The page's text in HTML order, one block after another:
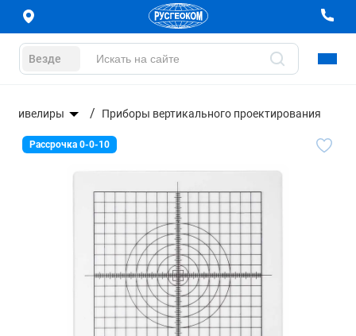
Везде
Нивелиры Приборы вертикального проектирования
Рассрочка 0-0-10